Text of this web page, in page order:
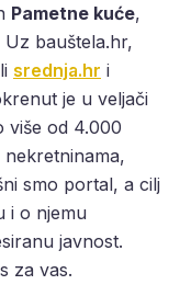
Pametne kuće,
bauštela.hr,
srednja.hr i
je u veljači
više od 4.000
smo portal, a cilj
i o njemu
javnost.
za vas.